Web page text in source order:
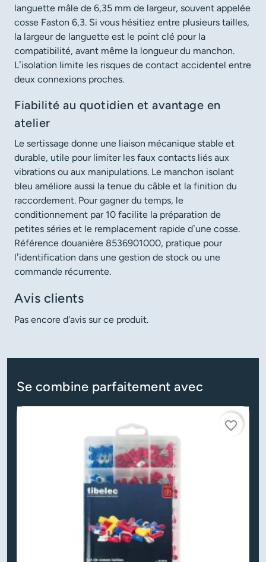
languette mâle de 6,35 mm de largeur, souvent appelée
cosse Faston 6,3. Si vous hésitiez entre plusieurs tailles,
la largeur de languette est le point clé pour la
compatibilité, avant même la longueur du manchon.
L’isolation limite les risques de contact accidentel entre
deux connexions proches.
Fiabilité au quotidien et avantage en
atelier
Le sertissage donne une liaison mécanique stable et
durable, utile pour limiter les faux contacts liés aux
vibrations ou aux manipulations. Le manchon isolant
bleu améliore aussi la tenue du câble et la finition du
raccordement. Pour gagner du temps, le
conditionnement par 10 facilite la préparation de
petites séries et le remplacement rapide d’une cosse.
Référence douanière 8536901000, pratique pour
l’identification dans une gestion de stock ou une
commande récurrente.
Avis clients
Pas encore d'avis sur ce produit.
Se combine parfaitement avec
favorite_border